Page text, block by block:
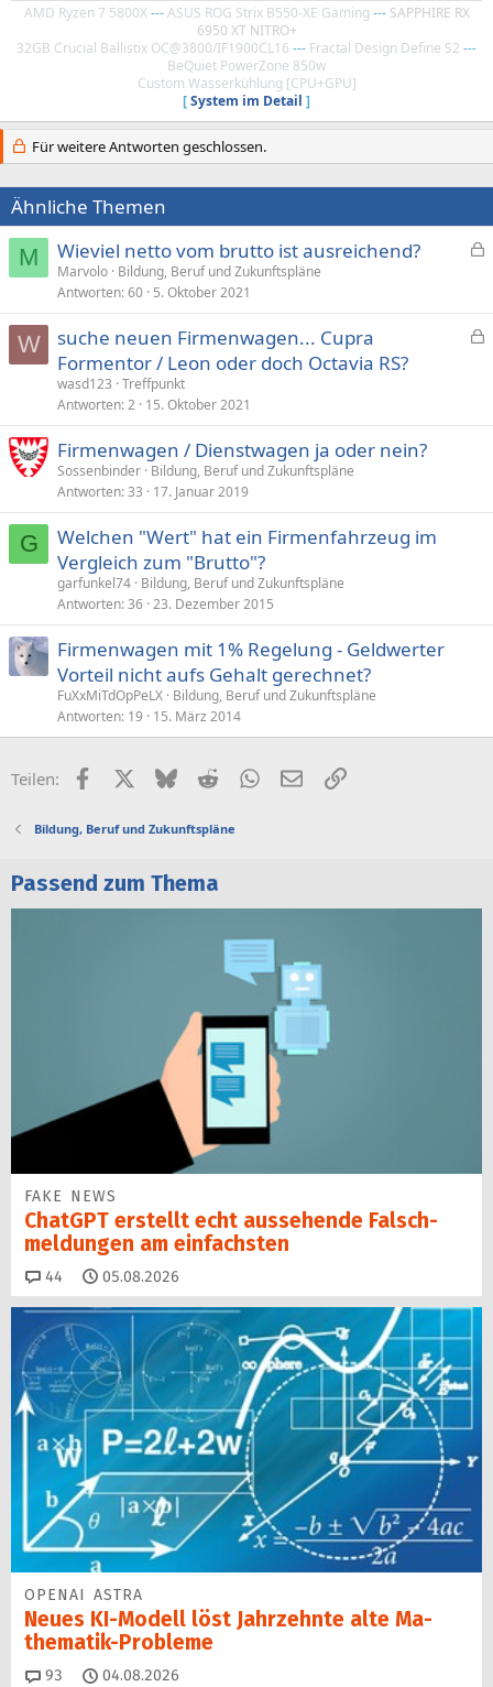
AMD Ryzen 7 5800X --- ASUS ROG Strix B550-XE Gaming --- SAPPHIRE RX
6950 XT NITRO+
32GB Crucial Ballistix OC@3800/IF1900CL16 --- Fractal Design Define S2 ---
BeQuiet PowerZone 850w
Custom Wasserkühlung [CPU+GPU]
[System im Detail ]
Für weitere Antworten geschlossen.
Ähnliche Themen
M
p
e
Wieviel netto vom brutto ist ausreichend?
Marvolo Bildung, Beruf und Zukunftspläne
Antworten 60 5. Oktober 2021
W
e
suche neuen Firmenwagen... Cupra
Formentor / Leon oder doch Octavia RS?
wasd123 Treffpunkt
Antworten 2 15. Oktober 2021
Firmenwagen / Dienstwagen ja oder nein?
Sossenbinder Bildung, Beruf und Zukunftspläne
Antworten 33 17. Januar 2019
G
Welchen "Wert" hat ein Firmenfahrzeug im
Vergleich zum "Brutto"?
garfunkel74 Bildung, Beruf und Zukunftspläne
Antworten 36 23. Dezember 2015
Firmenwagen mit 1% Regelung - Geldwerter
Vorteil nicht aufs Gehalt gerechnet?
FuXxMiTdOpPeLX Bildung, Beruf und Zukunftspläne
Antworten 19 15. März 2014
Teilen: FacebookX (Twitter)
BlueskyRedditWhatsApp
E-MailLink
Bildung, Beruf und Zukunftspläne
Passend zum Thema
FAKE NEWS
ChatGPT erstellt echt aussehende Falsch­
mel­dungen am einfachsten
44 Kommentare
05.08.2026
OPENAI ASTRA
Neues KI-Modell löst Jahr­zehn­te alte Ma­
thematik-Pro­ble­me
93 Kommentare
04.08.2026